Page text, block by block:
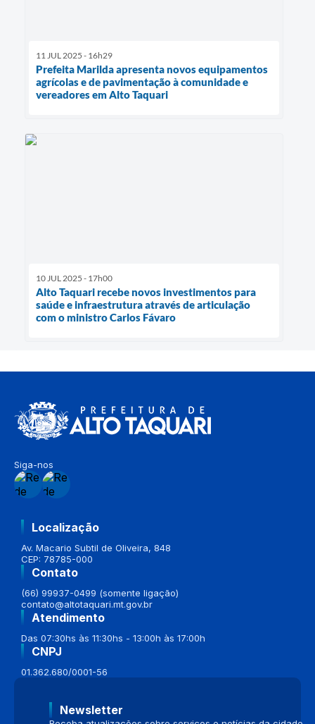
11 JUL 2025 - 16h29
Prefeita Marilda apresenta novos equipamentos
agrícolas e de pavimentação à comunidade e
vereadores em Alto Taquari
10 JUL 2025 - 17h00
Alto Taquari recebe novos investimentos para
saúde e infraestrutura através de articulação
com o ministro Carlos Fávaro
Siga-nos
Localização
Av. Macario Subtil de Oliveira, 848
CEP: 78785-000
Contato
(66) 99937-0499 (somente ligação)
contato@altotaquari.mt.gov.br
Atendimento
Das 07:30hs às 11:30hs - 13:00h às 17:00h
CNPJ
01.362.680/0001-56
Newsletter